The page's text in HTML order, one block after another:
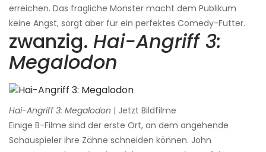
erreichen. Das fragliche Monster macht dem Publikum
keine Angst, sorgt aber für ein perfektes Comedy-Futter.
zwanzig. Hai-Angriff 3:
Megalodon
Hai-Angriff 3: Megalodon | Jetzt Bildfilme
Einige B-Filme sind der erste Ort, an dem angehende
Schauspieler ihre Zähne schneiden können. John